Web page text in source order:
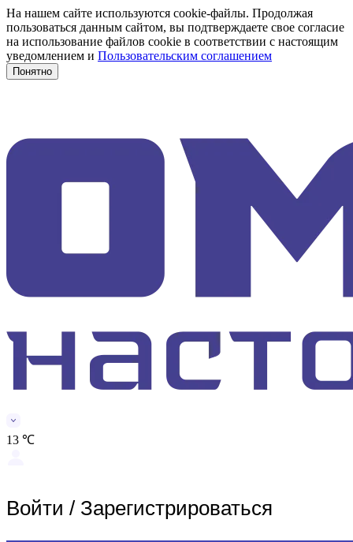
На нашем сайте используются cookie-файлы. Продолжая
пользоваться данным сайтом, вы подтверждаете свое согласие
на использование файлов cookie в соответствии с настоящим
уведомлением и Пользовательским соглашением
Понятно
13 ℃
Войти / Зарегистрироваться